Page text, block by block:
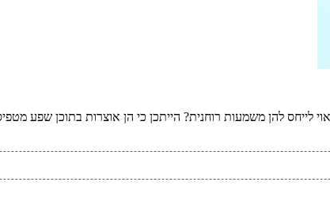
לייחס להן משמעות רוחנית? הייתכן כי הן אוצרות בתוכן שפע